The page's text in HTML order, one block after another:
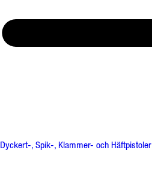
Dyckert-, Spik-, Klammer- och Häftpistoler